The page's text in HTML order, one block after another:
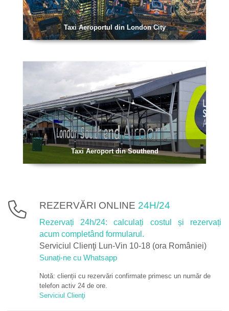
Taxi Aeroportul din London City
Taxi Aeroport din Southend
REZERVĂRI ONLINE 24H/24
Rezervați 24h/24: calculați costul și rezervați
acum completând formularul.
Serviciul Clienţi Lun-Vin 10-18 (ora României)
Sunați-ne cu Whatsapp
Notă: clienții cu rezervări confirmate primesc un număr de
telefon activ 24 de ore.
Serviciul Clienţi